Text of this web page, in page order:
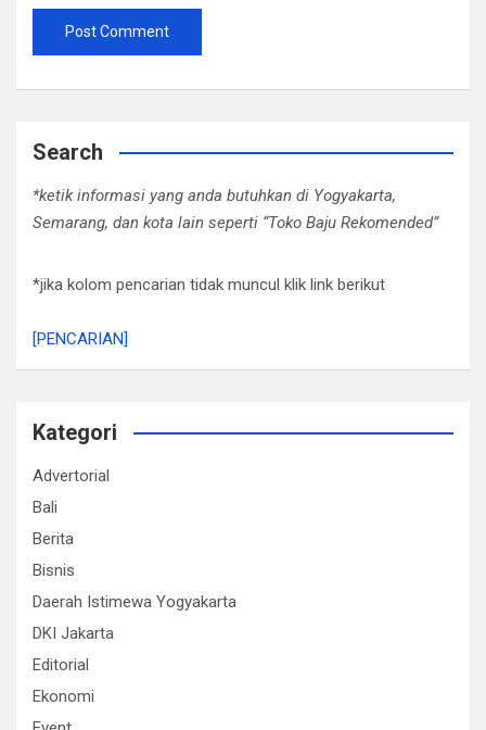
Search
*ketik informasi yang anda butuhkan di Yogyakarta,
Semarang, dan kota lain seperti “Toko Baju Rekomended”
*jika kolom pencarian tidak muncul klik link berikut
[PENCARIAN]
Kategori
Advertorial
Bali
Berita
Bisnis
Daerah Istimewa Yogyakarta
DKI Jakarta
Editorial
Ekonomi